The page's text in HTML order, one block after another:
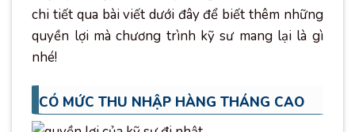
chi tiết qua bài viết dưới đây để biết thêm những
quyền lợi mà chương trình kỹ sư mang lại là gì
nhé!
CÓ MỨC THU NHẬP HÀNG THÁNG CAO